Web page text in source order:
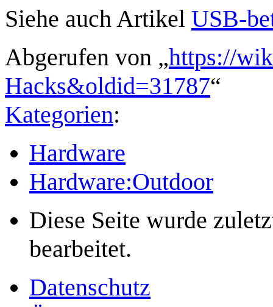
Siehe auch Artikel USB-
Abgerufen von „https://
Hacks&oldid=31787“
Kategorien:
Hardware
Hardware:Outdoor
Diese Seite wurde
bearbeitet.
Datenschutz